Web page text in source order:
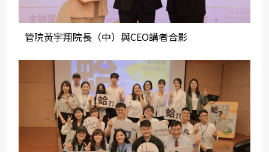
管院黃宇翔院長（中）與CEO講者合影